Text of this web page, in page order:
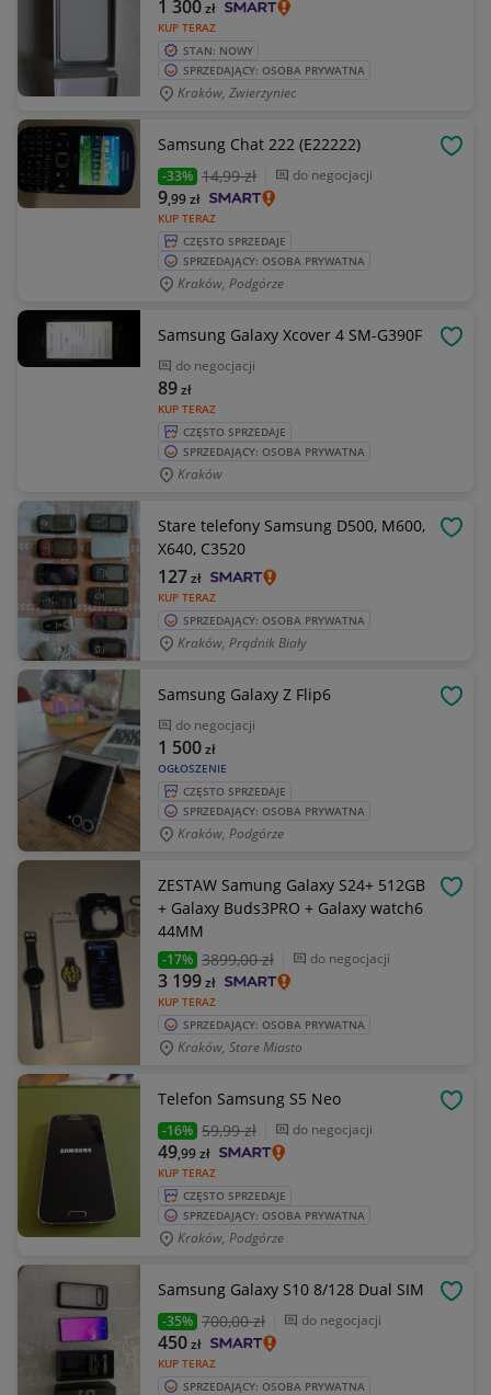
KUP TERAZ
1 300zł
STAN: NOWY
SPRZEDAJĄCY: OSOBA PRYWATNA
Kraków, Zwierzyniec
Samsung Chat 222 (E22222)
-33% 14,99 zł do negocjacji
KUP TERAZ
9,99zł
CZĘSTO SPRZEDAJE
SPRZEDAJĄCY: OSOBA PRYWATNA
Kraków, Podgórze
Samsung Galaxy Xcover 4 SM-G390F
do negocjacji
KUP TERAZ
89zł
CZĘSTO SPRZEDAJE
SPRZEDAJĄCY: OSOBA PRYWATNA
Kraków
Stare telefony Samsung D500, M600,
X640, C3520
KUP TERAZ
127zł
SPRZEDAJĄCY: OSOBA PRYWATNA
Kraków, Prądnik Biały
Samsung Galaxy Z Flip6
do negocjacji
OGŁOSZENIE
1 500zł
CZĘSTO SPRZEDAJE
SPRZEDAJĄCY: OSOBA PRYWATNA
Kraków, Podgórze
ZESTAW Samung Galaxy S24+ 512GB
+ Galaxy Buds3PRO + Galaxy watch6
44MM
-17% 3899,00 zł do negocjacji
KUP TERAZ
3 199zł
SPRZEDAJĄCY: OSOBA PRYWATNA
Kraków, Stare Miasto
Telefon Samsung S5 Neo
-16% 59,99 zł do negocjacji
KUP TERAZ
49,99zł
CZĘSTO SPRZEDAJE
SPRZEDAJĄCY: OSOBA PRYWATNA
Kraków, Podgórze
Samsung Galaxy S10 8/128 Dual SIM
-35% 700,00 zł do negocjacji
KUP TERAZ
450zł
SPRZEDAJĄCY: OSOBA PRYWATNA